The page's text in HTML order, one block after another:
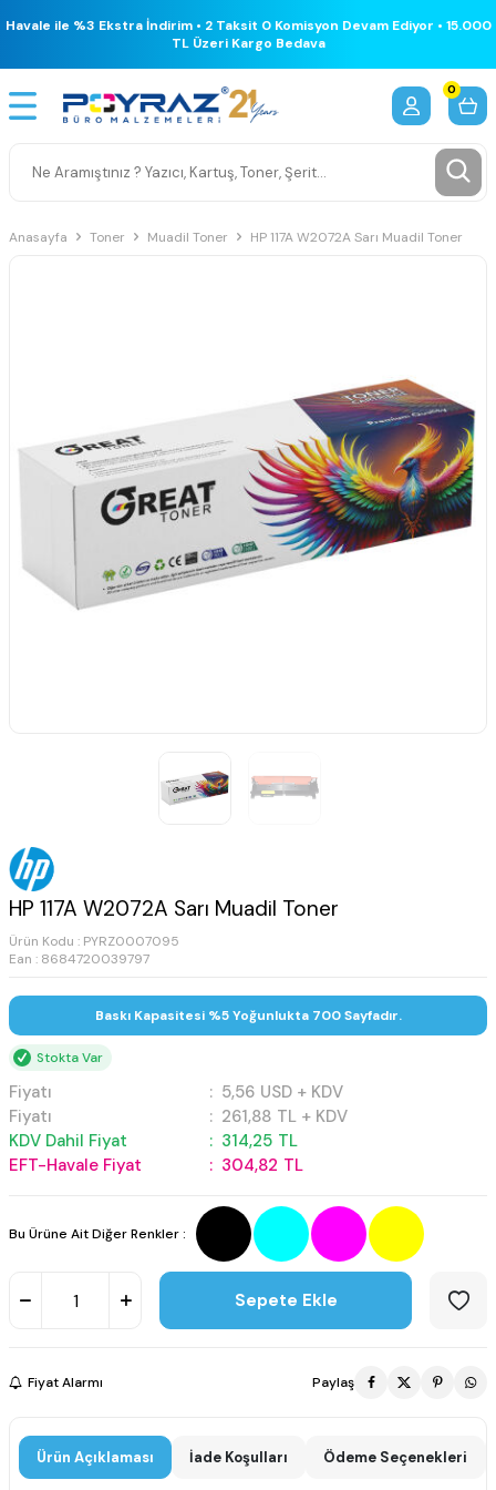
Havale ile %3 Ekstra İndirim • 2 Taksit 0 Komisyon Devam Ediyor • 15.000
TL Üzeri Kargo Bedava
0
Anasayfa Toner Muadil Toner HP 117A W2072A Sarı Muadil Toner
HP 117A W2072A Sarı Muadil Toner
Ürün Kodu : PYRZ0007095
Ean : 8684720039797
Baskı Kapasitesi %5 Yoğunlukta 700 Sayfadır.
Stokta Var
Fiyatı : 5,56 USD + KDV
Fiyatı
: 261,88 TL + KDV
KDV Dahil Fiyat
: 314,25 TL
EFT-Havale Fiyat
: 304,82 TL
Bu Ürüne Ait Diğer Renkler :
Sepete Ekle
Fiyat Alarmı Paylaş
Ürün Açıklaması İade Koşulları Ödeme Seçenekleri